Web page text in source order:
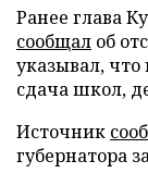
Ранее глава
сообщал об
указывал,
сдача школ,
Источник
губернатора